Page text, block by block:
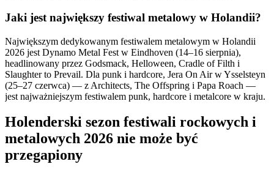
Jaki jest największy festiwal metalowy w Holandii?
Największym dedykowanym festiwalem metalowym w Holandii
2026 jest Dynamo Metal Fest w Eindhoven (14–16 sierpnia),
headlinowany przez Godsmack, Helloween, Cradle of Filth i
Slaughter to Prevail. Dla punk i hardcore, Jera On Air w Ysselsteyn
(25–27 czerwca) — z Architects, The Offspring i Papa Roach —
jest najważniejszym festiwalem punk, hardcore i metalcore w kraju.
Holenderski sezon festiwali rockowych i
metalowych 2026 nie może być
przegapiony